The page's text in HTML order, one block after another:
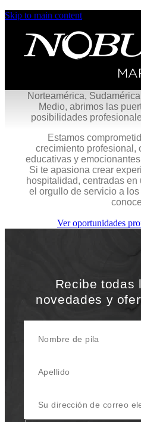
Skip to main content
Empleo en Nobu
Unirse al equipo de
emprender un camino
de más rápido
Norteamérica,
Medio, abrimos las
posibilidades
Estamos
crecimiento profesional,
educativas y
Si te apasiona crear
hospitalidad, centradas
el orgullo de servicio a
Ver oportunidades
Recibe todas
novedades y